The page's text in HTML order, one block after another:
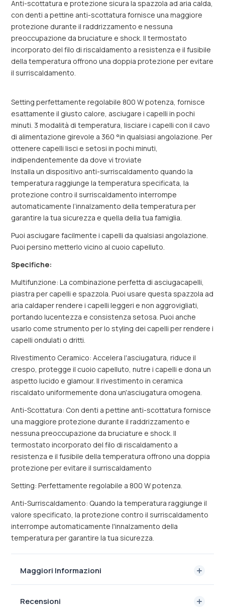
Anti-scottatura e protezione sicura la spazzola ad aria calda,
con denti a pettine anti-scottatura fornisce una maggiore
protezione durante il raddrizzamento e nessuna
preoccupazione da bruciature e shock. Il termostato
incorporato del filo di riscaldamento a resistenza e il fusibile
della temperatura offrono una doppia protezione per evitare
il surriscaldamento.
Setting perfettamente regolabile 800 W potenza, fornisce
esattamente il giusto calore, asciugare i capelli in pochi
minuti. 3 modalità di temperatura, lisciare i capelli con il cavo
di alimentazione girevole a 360 °in qualsiasi angolazione. Per
ottenere capelli lisci e setosi in pochi minuti,
indipendentemente da dove vi troviate
Installa un dispositivo anti-surriscaldamento quando la
temperatura raggiunge la temperatura specificata, la
protezione contro il surriscaldamento interrompe
automaticamente l’innalzamento della temperatura per
garantire la tua sicurezza e quella della tua famiglia.
Puoi asciugare facilmente i capelli da qualsiasi angolazione.
Puoi persino metterlo vicino al cuoio capelluto.
Specifiche:
Multifunzione: La combinazione perfetta di asciugacapelli,
piastra per capelli e spazzola. Puoi usare questa spazzola ad
aria caldaper rendere i capelli leggeri e non aggrovigliati,
portando lucentezza e consistenza setosa. Puoi anche
usarlo come strumento per lo styling dei capelli per rendere i
capelli ondulati o dritti.
Rivestimento Ceramico: Accelera l'asciugatura, riduce il
crespo, protegge il cuoio capelluto, nutre i capelli e dona un
aspetto lucido e glamour. Il rivestimento in ceramica
riscaldato uniformemente dona un'asciugatura omogena.
Anti-Scottatura: Con denti a pettine anti-scottatura fornisce
una maggiore protezione durante il raddrizzamento e
nessuna preoccupazione da bruciature e shock. Il
termostato incorporato del filo di riscaldamento a
resistenza e il fusibile della temperatura offrono una doppia
protezione per evitare il surriscaldamento
Setting: Perfettamente regolabile a 800 W potenza.
Anti-Surriscaldamento: Quando la temperatura raggiunge il
valore specificato, la protezione contro il surriscaldamento
interrompe automaticamente l'innalzamento della
temperatura per garantire la tua sicurezza.
Maggiori Informazioni
Recensioni